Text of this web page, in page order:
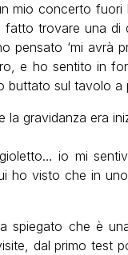
mio concerto fuori
fatto trovare una
pensato ‘mi avrà
e ho sentito in
buttato sul tavolo a
gravidanza era
io mi
ho visto che in
spiegato che è
dal primo test